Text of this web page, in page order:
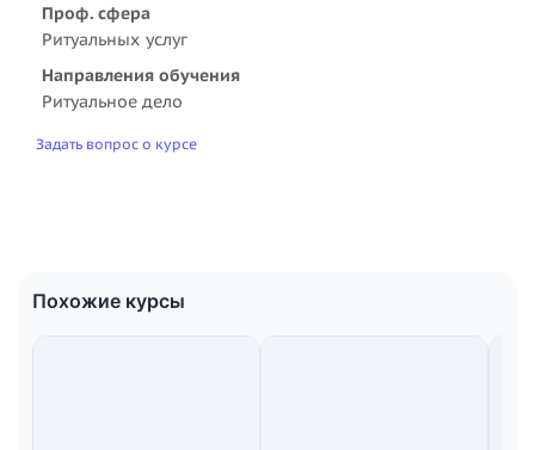
Проф. сфера
Ритуальных услуг
Направления обучения
Ритуальное дело
Задать вопрос о курсе
Похожие курсы